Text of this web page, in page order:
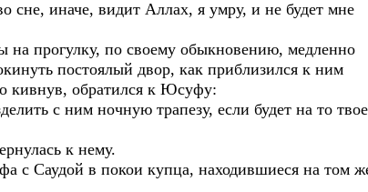
иначе, видит Аллах, я умру, и не будет мне
прогулку, по своему обыкновению, медленно
постоялый двор, как приблизился к ним
кивнув, обратился к Юсуфу:
с ним ночную трапезу, если будет на то твое
к нему.
с Саудой в покои купца, находившиеся на том